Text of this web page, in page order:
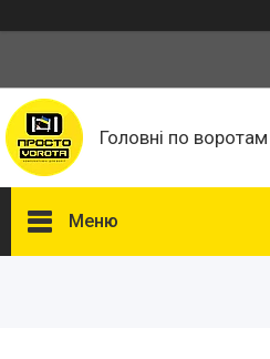
Головні по воротам
Меню